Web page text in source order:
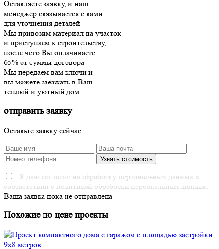
Оставляете заявку, и наш
менеджер связывается с вами
для уточнения деталей
Мы привозим материал на участок
и приступаем к строительству,
после чего Вы оплачиваете
65% от суммы договора
Мы передаем вам ключи и
вы можете заезжать в Ваш
теплый и уютный дом
отправить заявку
Оставьте заявку сейчас
Я даю согласие на обработку персональных данных в
соответствии с политикой обработки персональных данных.
Ваша заявка пока не отправлена
Похожие по цене проекты